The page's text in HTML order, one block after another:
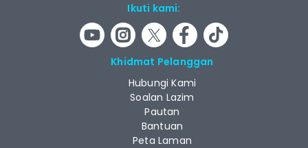
Ikuti kami:
Khidmat Pelanggan
Hubungi Kami
Soalan Lazim
Pautan
Bantuan
Peta Laman